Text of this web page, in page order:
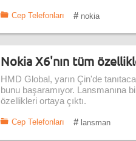
Cep Telefonları # nokia
Nokia X6'nın tüm
HMD Global, yarın Çin'de
bunu başaramıyor. Lansmanına
özellikleri ortaya çıktı.
Cep Telefonları # lansman